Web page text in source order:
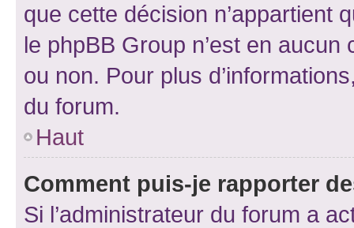
que cette décision n’appartient
le phpBB Group n’est en
ou non. Pour plus
du forum.
Haut
Comment puis-je rapporter
Si l’administrateur du forum a